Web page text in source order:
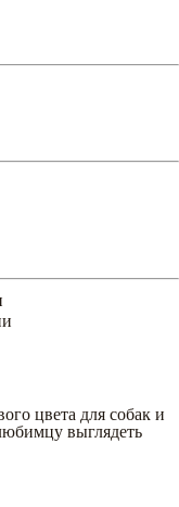
цвета для собак и
выглядеть